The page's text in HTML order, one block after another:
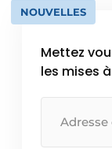
NOUVELLES
Mettez
les mises